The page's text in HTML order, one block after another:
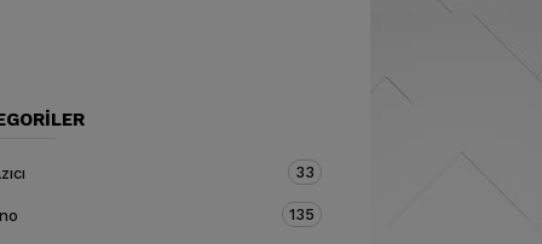
33
135